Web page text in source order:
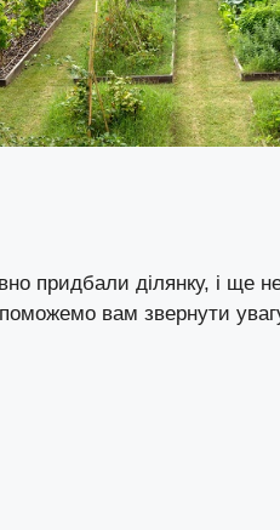
придбали ділянку, і ще
вам звернути